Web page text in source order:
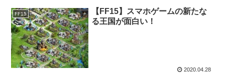
FF15
【FF15】スマホゲームの新たな
る王国が面白い！
2020.04.28